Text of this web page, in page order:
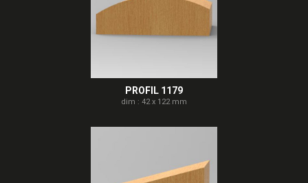
PROFIL 1179
dim : 42 x 122 mm